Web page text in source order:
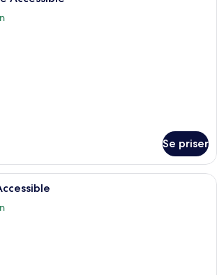
Se priser
Ett modernt hotellrum med en stor